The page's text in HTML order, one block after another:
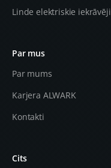
Linde elektriskie iekrāvēji
Par mus
Par mums
Karjera ALWARK
Kontakti
Cits